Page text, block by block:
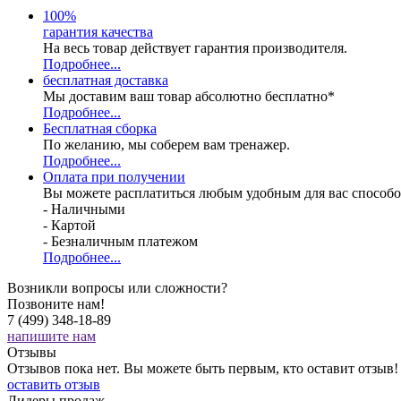
100%
гарантия качества
На весь товар действует гарантия производителя.
Подробнее...
бесплатная доставка
Мы доставим ваш товар абсолютно бесплатно*
Подробнее...
Бесплатная сборка
По желанию, мы соберем вам тренажер.
Подробнее...
Оплата при получении
Вы можете расплатиться любым удобным для вас
- Наличными
- Картой
- Безналичным платежом
Подробнее...
Возникли вопросы или сложности?
Позвоните нам!
7 (499) 348-18-89
напишите нам
Отзывы
Отзывов пока нет. Вы можете быть первым, кто оставит отзыв!
оставить отзыв